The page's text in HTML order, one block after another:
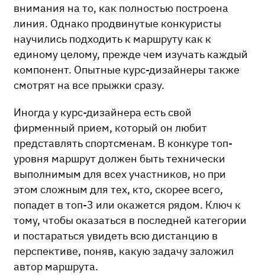
внимания на то, как полностью построена
линия. Однако продвинутые конкуристы
научились подходить к маршруту как к
единому целому, прежде чем изучать каждый
компонент. Опытные курс-дизайнеры также
смотрят на все прыжки сразу.
Иногда у курс-дизайнера есть свой
фирменный прием, который он любит
представлять спортсменам. В конкуре топ-
уровня маршрут должен быть технически
выполнимым для всех участников, но при
этом сложным для тех, кто, скорее всего,
попадет в топ-3 или окажется рядом. Ключ к
тому, чтобы оказаться в последней категории
и постараться увидеть всю дистанцию в
перспективе, поняв, какую задачу заложил
автор маршрута.